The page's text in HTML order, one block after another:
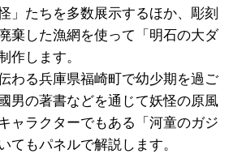
」たちを多数展示するほか、彫刻
棄した漁網を使って「明石の大ダ
作します。
わる兵庫県福崎町で幼少期を過ご
男の著書などを通じて妖怪の原風
ャラクターでもある「河童のガジ
てもパネルで解説します。